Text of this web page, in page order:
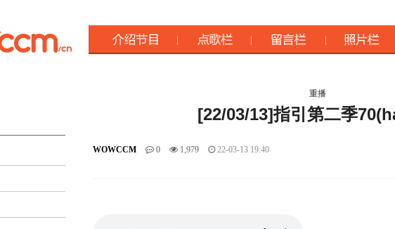
重播
[22/03/13]指引第二季
WOWCCM 0 1,979 22-03-13 19:40